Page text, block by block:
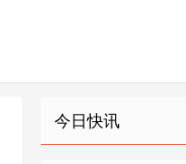
今日快讯